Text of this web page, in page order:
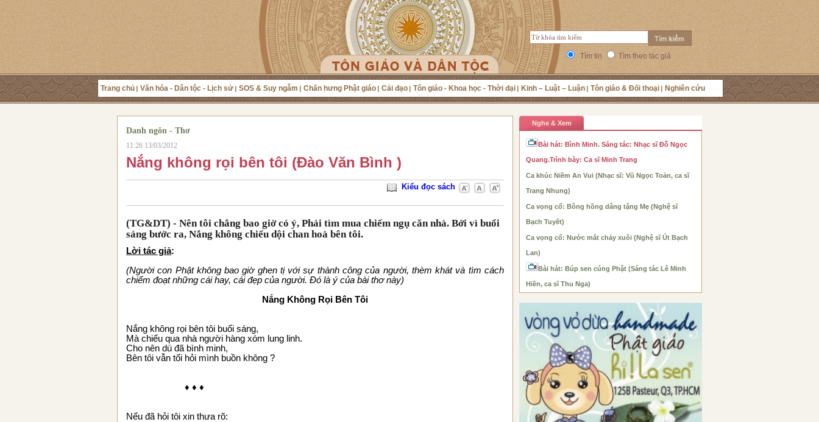
Tìm tin Tìm theo tác giả
Trang chủ Văn hóa - Dân tộc - Lịch sử SOS & Suy ngẫm Chấn hưng Phật giáo Cải đạo Tôn giáo - Khoa học - Thời đại Kinh – Luật – Luận Tôn giáo & Đối thoại Nghiên cứu
Danh ngôn - Thơ
11:26 13/03/2012
Nắng không rọi bên tôi (Đào Văn Bình )
Kiểu đọc sách
(TG&DT) - Nên tôi chẳng bao giờ có ý, Phải tìm mua chiếm ngụ căn nhà. Bởi vì buổi
sáng bước ra, Nắng không chiếu dội chan hoà bên tôi.
Lời tác giả:
(Người con Phật không bao giờ ghen tị với sự thành công của người, thèm khát và tìm cách
chiếm đoạt những cái hay, cái đẹp của người. Đó là ý của bài thơ này)
Nắng Không Rọi Bên Tôi
Nắng không rọi bên tôi buổi sáng,
Mà chiếu qua nhà người hàng xóm lung linh.
Cho nên dù đã bình minh,
Bên tôi vẫn tối hỏi mình buồn không ?
♦ ♦ ♦
Nếu đã hỏi tôi xin thưa rõ:
Nghe & Xem
Bài hát: Bình Minh. Sáng tác: Nhạc sĩ Đỗ Ngọc
Quang.Trình bày: Ca sĩ Minh Trang
Ca khúc Niềm An Vui (Nhạc sĩ: Vũ Ngọc Toản, ca sĩ
Trang Nhung)
Ca vọng cổ: Bông hồng dâng tặng Mẹ (Nghệ sĩ
Bạch Tuyết)
Ca vọng cổ: Nước mắt chảy xuôi (Nghệ sĩ Út Bạch
Lan)
Bài hát: Búp sen cúng Phật (Sáng tác Lê Minh
Hiền, ca sĩ Thu Nga)